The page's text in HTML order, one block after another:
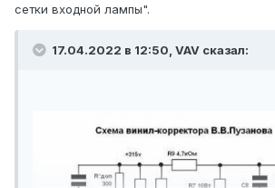
сетки входной лампы".
17.04.2022 в 12:50, VAV сказал: